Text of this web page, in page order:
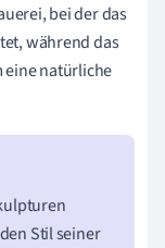
bei der das
während das
eine natürliche
Stil seiner